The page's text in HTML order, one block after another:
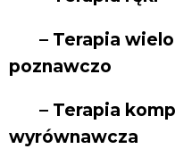
– Terapia
poznawczo
– Terapia
wyrównawcza